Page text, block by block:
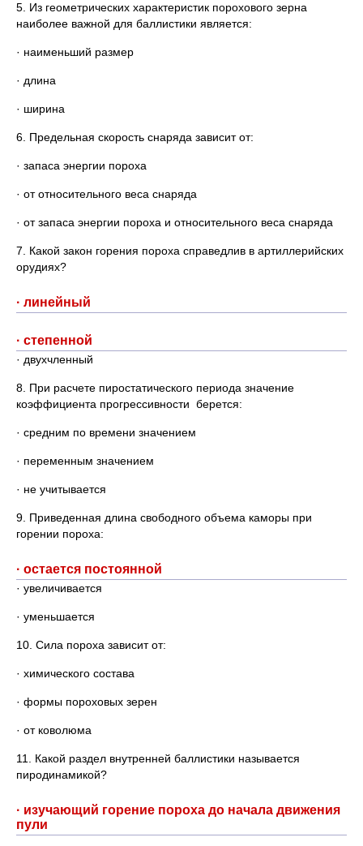
5. Из геометрических характеристик порохового зерна
наиболее важной для баллистики является:
· наименьший размер
· длина
· ширина
6. Предельная скорость снаряда зависит от:
· запаса энергии пороха
· от относительного веса снаряда
· от запаса энергии пороха и относительного веса снаряда
7. Какой закон горения пороха справедлив в артиллерийских
орудиях?
· линейный
· степенной
· двухчленный
8. При расчете пиростатического периода значение
коэффициента прогрессивности берется:
· средним по времени значением
· переменным значением
· не учитывается
9. Приведенная длина свободного объема каморы при
горении пороха:
· остается постоянной
· увеличивается
· уменьшается
10. Сила пороха зависит от:
· химического состава
· формы пороховых зерен
· от коволюма
11. Какой раздел внутренней баллистики называется
пиродинамикой?
· изучающий горение пороха до начала движения
пули